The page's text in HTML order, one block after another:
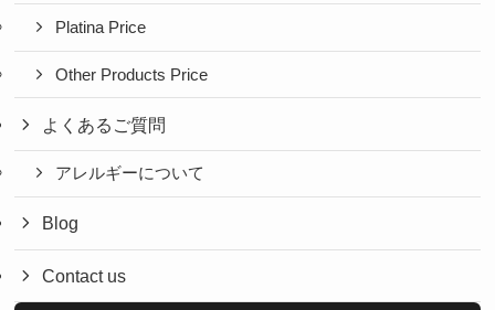
Platina Price
Other Products Price
よくあるご質問
アレルギーについて
Blog
Contact us